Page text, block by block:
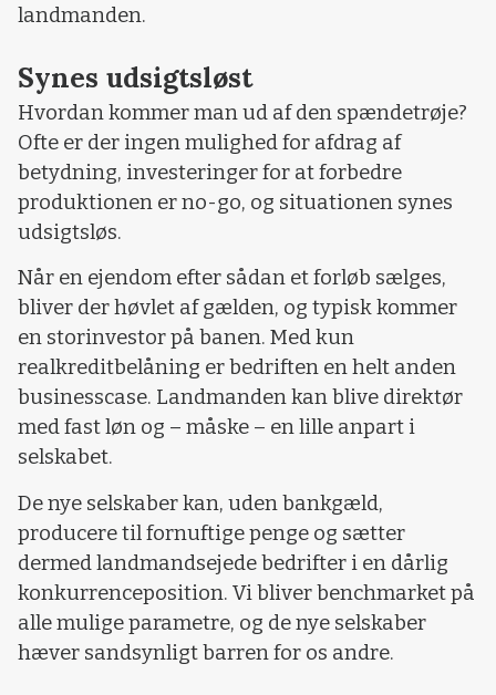
landmanden.
Synes udsigtsløst
Hvordan kommer man ud af den spændetrøje?
Ofte er der ingen mulighed for afdrag af
betydning, investeringer for at forbedre
produktionen er no-go, og situationen synes
udsigtsløs.
Når en ejendom efter sådan et forløb sælges,
bliver der høvlet af gælden, og typisk kommer
en storinvestor på banen. Med kun
realkreditbelåning er bedriften en helt anden
businesscase. Landmanden kan blive direktør
med fast løn og – måske – en lille anpart i
selskabet.
De nye selskaber kan, uden bankgæld,
producere til fornuftige penge og sætter
dermed landmandsejede bedrifter i en dårlig
konkurrenceposition. Vi bliver benchmarket på
alle mulige parametre, og de nye selskaber
hæver sandsynligt barren for os andre.